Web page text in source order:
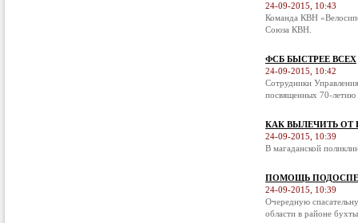
24-09-2015, 10:43
Команда КВН
Союза КВН.
ФСБ БЫСТРЕЕ ВСЕХ
24-09-2015, 10:42
Сотрудники
посвященных 70-летию
КАК ВЫЛЕЧИТЬ ОТ
24-09-2015, 10:39
В магаданской
ПОМОЩЬ
24-09-2015, 10:39
Очередную
области в районе